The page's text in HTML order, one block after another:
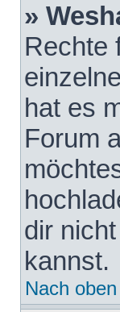
»
Rechte
hat es
Forum
dir
kannst.
Nach oben